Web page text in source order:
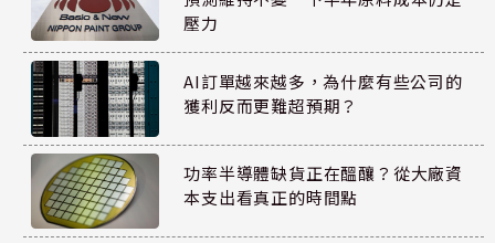
壓力
AI訂單越來越多，為什麼有些公司的
獲利反而更難超預期？
功率半導體缺貨正在醞釀？從大廠資
本支出看真正的時間點